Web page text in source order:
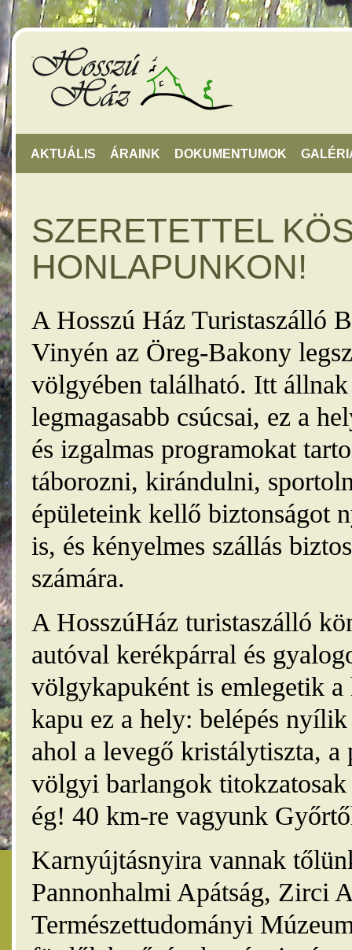
AKTUÁLIS ÁRAINK DOKUMENTUMOK
SZERETETTEL
HONLAPUNKON!
A Hosszú Ház Turistaszálló
Vinyén az Öreg-Bakony
völgyében található. Itt
legmagasabb csúcsai, ez a
és izgalmas programokat
táborozni, kirándulni,
épületeink kellő biztonságot
is, és kényelmes szállás
számára.
A HosszúHáz turistaszálló
autóval kerékpárral és
völgykapuként is emlegetik
kapu ez a hely: belépés
ahol a levegő kristálytiszta, a
völgyi barlangok
ég! 40 km-re vagyunk
Karnyújtásnyira vannak
Pannonhalmi Apátság, Zirci
Természettudományi